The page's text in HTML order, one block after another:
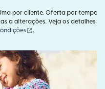
por cliente. Oferta por tempo
a alterações. Veja os detalhes
(abre em uma nova
.